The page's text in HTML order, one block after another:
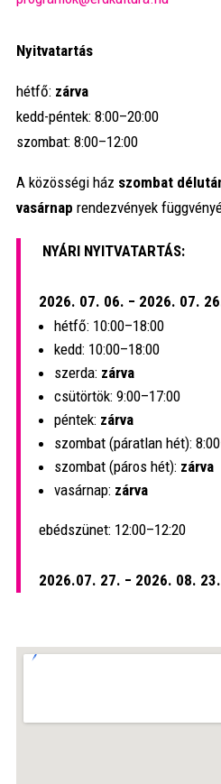
Nyitvatartás
hétfő: zárva
kedd-péntek: 8:00–20:00
szombat: 8:00–12:00
A közösségi ház szombat
vasárnap rendezvények
NYÁRI NYITVATARTÁS:
2026. 07. 06. − 2026. 07.
hétfő: 10:00–18:00
kedd: 10:00–18:00
szerda: zárva
csütörtök: 9:00–17:00
péntek: zárva
szombat (páratlan hét):
szombat (páros hét): zárva
vasárnap: zárva
ebédszünet: 12:00–12:20
2026.07. 27. − 2026. 08.